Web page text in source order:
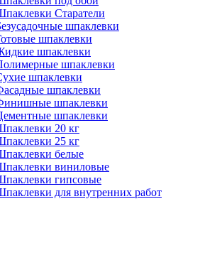
Старатели
шпаклевки
шпаклевки
шпаклевки
шпаклевки
шпаклевки
шпаклевки
шпаклевки
шпаклевки
20 кг
25 кг
белые
виниловые
гипсовые
для внутренних работ